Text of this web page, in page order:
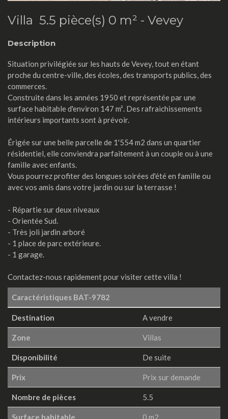
Villa 5.5 pièce(s) 0 m² - Vevey
Description
Situation privilégiée sur les hauts de Vevey, tout en étant
proche du centre-ville, des écoles, des transports publics, des
commerces.
Construite dans les années 1950 et représentée par une
surface habitable d'environ 147 m². Des rafraichissements
intérieurs importants sont à prévoir.
Érigée sur une belle parcelle de 1'554 m2 dans un quartier
résidentiel, elle conviendra parfaitement à un couple ou à une
famille avec enfants.
Vous pourrez profiter des longues soirées d'été en famille ou
avec vos amis dans votre jardin ou sur la terrasse !
- Répartie sur deux niveaux
- Orientée Sud.
- Très joli jardin arboré
- 1 place de parc extérieure.
- 1 garage.
Contactez-nous rapidement pour visiter cette villa !
Caractéristiques BAT-9782
Destination A vendre
Zone Villas
Disponibilité De suite
Prix Prix sur demande
Nombre de pièces 5.5
Surface habitable 0 m2